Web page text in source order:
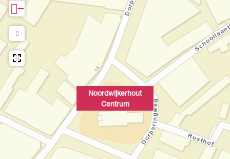
p
o
p
u
p
m
e
t
v
e
g
Noordwijkerhout
Centrum
−